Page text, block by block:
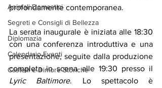
Animali Domestici
Segreti e Consigli di Bellezza
Diplomazia
Calendario Eventi
Castelli e Dimore Storiche
profondamente contemporanea.
La serata inaugurale è iniziata alle 18:30
con una conferenza introduttiva e una
presentazione, seguite dalla produzione
Lyric Baltimore. Lo spettacolo è